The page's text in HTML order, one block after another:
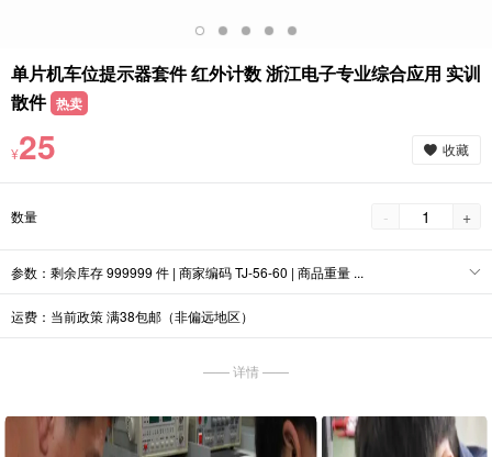
单片机车位提示器套件 红外计数 浙江电子专业综合应用 实训
散件 热卖
¥25 收藏
数量 - +
参数：剩余库存 999999 件 | 商家编码 TJ-56-60 | 商品重量 ...
运费：当前政策 满38包邮（非偏远地区）
—— 详情 ——